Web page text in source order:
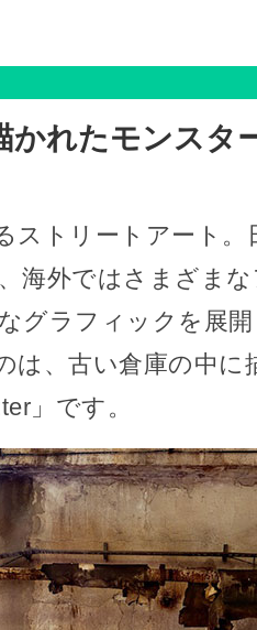
かれたモンスタ
ストリートアート。
海外ではさまざま
グラフィックを展
は、古い倉庫の中に
」です。